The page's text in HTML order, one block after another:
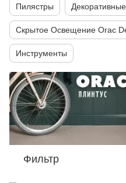
Пилястры
Скрытое Освещение Orac
Инструменты
Фильтр